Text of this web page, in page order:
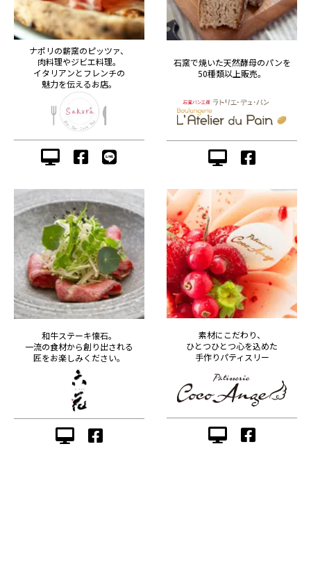
ナポリの薪窯のピッツァ、
肉料理やジビエ料理。
イタリアンとフレンチの
魅力を伝えるお店。
石窯で焼いた天然酵母のパンを
50種類以上販売。
和牛ステーキ懐石。
一流の食材から創り出される
匠をお楽しみください。
素材にこだわり、
ひとつひとつ心を込めた
手作りパティスリー